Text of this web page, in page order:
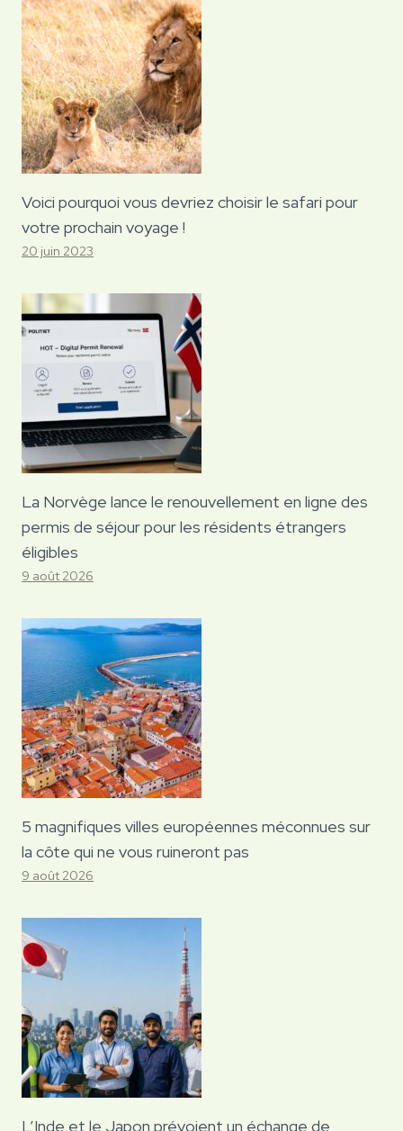
Voici pourquoi vous devriez choisir le safari pour
votre prochain voyage !
20 juin 2023
La Norvège lance le renouvellement en ligne des
permis de séjour pour les résidents étrangers
éligibles
9 août 2026
5 magnifiques villes européennes méconnues sur
la côte qui ne vous ruineront pas
9 août 2026
L’Inde et le Japon prévoient un échange de